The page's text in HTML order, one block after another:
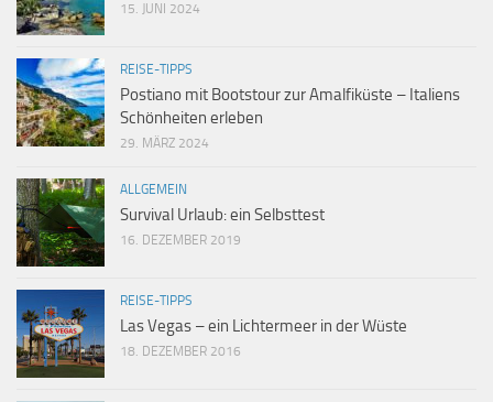
15. JUNI 2024
REISE-TIPPS
Postiano mit Bootstour zur Amalfiküste – Italiens
Schönheiten erleben
29. MÄRZ 2024
ALLGEMEIN
Survival Urlaub: ein Selbsttest
16. DEZEMBER 2019
REISE-TIPPS
Las Vegas – ein Lichtermeer in der Wüste
18. DEZEMBER 2016